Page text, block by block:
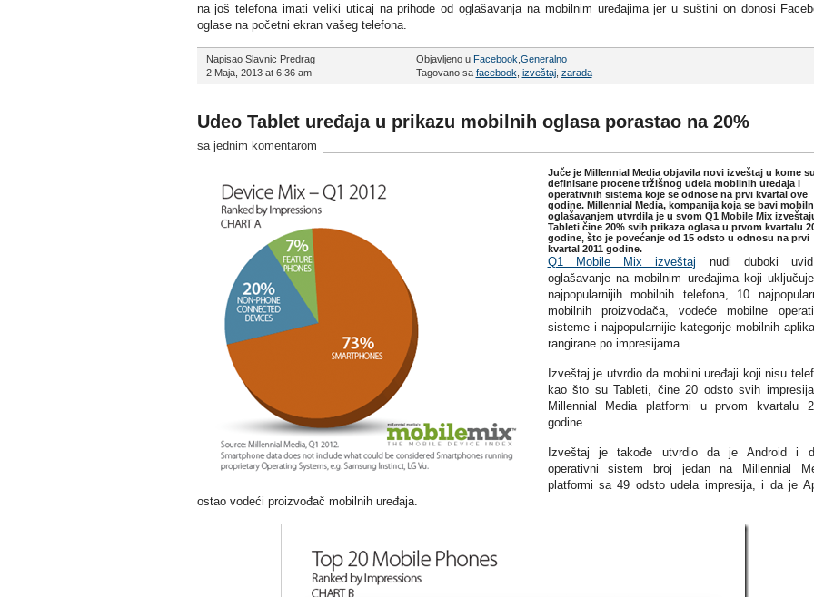
na još telefona imati veliki uticaj na prihode od oglašavanja na mobilnim uređajima jer u suštini on donosi
oglase na početni ekran vašeg telefona.
Napisao Slavnic Predrag
2 Maja, 2013 at 6:36 am
Objavljeno u Facebook Generalno
Tagovano sa facebook izveštaj, zarada
Udeo Tablet uređaja u prikazu mobilnih oglasa porastao na 20%
sa jednim komentarom
Juče je Millennial Media objavila novi izveštaj u kome su
definisane procene tržišnog udela mobilnih uređaja i
operativnih sistema koje se odnose na prvi kvartal ove
godine. Millennial Media, kompanija koja se bavi
oglašavanjem utvrdila je u svom Q1 Mobile Mix
Tableti čine 20% svih prikaza oglasa u prvom kvartalu
godine, što je povećanje od 15 odsto u odnosu na prvi
kvartal 2011 godine.
Q1 Mobile Mix izveštaj nudi duboki
oglašavanje na mobilnim uređajima koji
najpopularnijih mobilnih telefona, 10
mobilnih proizvođača, vodeće mobilne
sisteme i najpopularnijie kategorije mobilnih
rangirane po impresijama.
Izveštaj je utvrdio da mobilni uređaji koji nisu
kao što su Tableti, čine 20 odsto svih
Millennial Media platformi u prvom kvartalu
godine.
Izveštaj je takođe utvrdio da je Android i
operativni sistem broj jedan na Millennial
platformi sa 49 odsto udela impresija, i da je
ostao vodeći proizvođač mobilnih uređaja.